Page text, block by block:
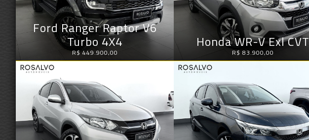
Ford Ranger Raptor V6
Turbo 4X4
R$ 449.900,00
Honda WR-V Exl CVT
R$ 83.900,00